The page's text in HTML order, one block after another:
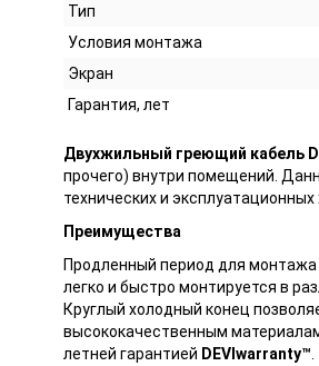
Тип
Условия монтажа
Экран
Гарантия, лет
Двухжильный греющий кабель
прочего) внутри помещений.
технических и
Преимущества
Продленный период для монтажа
легко и быстро монтируется в
Круглый холодный конец
высококачественным
летней гарантией DEVIwarranty™